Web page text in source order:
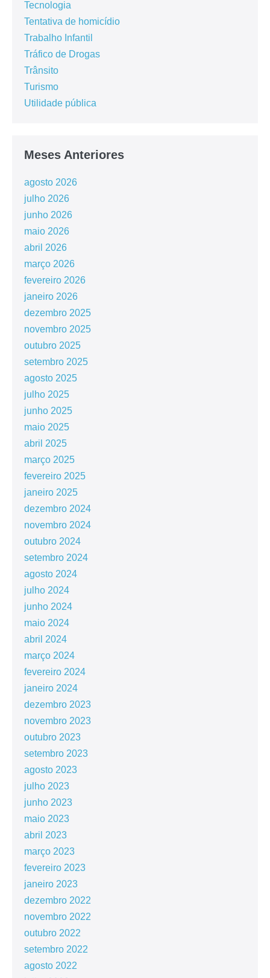
Tecnologia
Tentativa de homicídio
Trabalho Infantil
Tráfico de Drogas
Trânsito
Turismo
Utilidade pública
Meses Anteriores
agosto 2026
julho 2026
junho 2026
maio 2026
abril 2026
março 2026
fevereiro 2026
janeiro 2026
dezembro 2025
novembro 2025
outubro 2025
setembro 2025
agosto 2025
julho 2025
junho 2025
maio 2025
abril 2025
março 2025
fevereiro 2025
janeiro 2025
dezembro 2024
novembro 2024
outubro 2024
setembro 2024
agosto 2024
julho 2024
junho 2024
maio 2024
abril 2024
março 2024
fevereiro 2024
janeiro 2024
dezembro 2023
novembro 2023
outubro 2023
setembro 2023
agosto 2023
julho 2023
junho 2023
maio 2023
abril 2023
março 2023
fevereiro 2023
janeiro 2023
dezembro 2022
novembro 2022
outubro 2022
setembro 2022
agosto 2022